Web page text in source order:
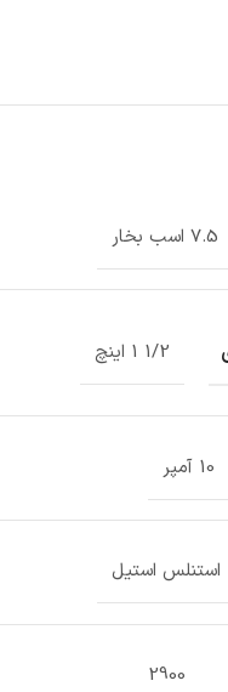
7.5 اسب بخار
1/2 1 اینچ
10 آمپر
استنلس استیل
2900